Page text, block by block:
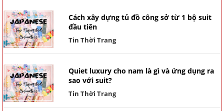
Cách xây dựng tủ đồ công sở từ 1 bộ suit
đầu tiên
Tin Thời Trang
Quiet luxury cho nam là gì và ứng dụng ra
sao với suit?
Tin Thời Trang